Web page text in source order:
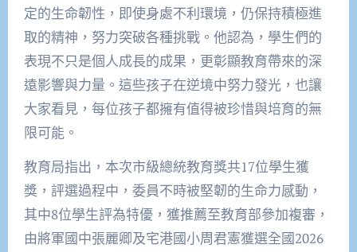
定的生命韌性，即使身處不利環境，仍保持積極進
取的精神，努力突破各種挑戰。他認為，學生們的
表現不只是個人成長的成果，更彰顯教育帶來的深
遠影響與力量。這些孩子在逆境中努力發光，也讓
大家看見，每位孩子都擁有值得被珍惜與培育的無
限可能。
教育局指出，本次市級總統教育獎共17位學生獲
獎，評選過程中，委員不時被堅韌的生命力感動，
其中8位學生評為特優，獲推薦至教育部參加複審，
由將軍國中張麗卿及宅港國小周君憲獲選全國2026